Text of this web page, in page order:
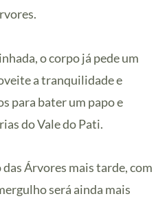
o corpo já pede um
a tranquilidade e
para bater um papo e
do Vale do Pati.
Árvores mais tarde, com
será ainda mais